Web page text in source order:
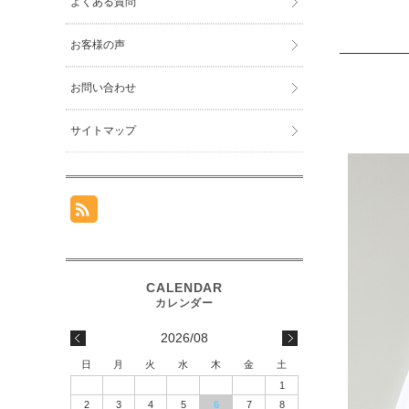
お客様の声
お問い合わせ
サイトマップ
2026/08
日 月 火 水 木 金
土
1
2
3 4 5 6 7 8